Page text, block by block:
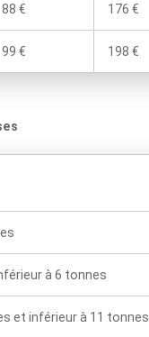
88 € 176 €
99 € 198 €
à 6 tonnes
et inférieur à 11 tonnes